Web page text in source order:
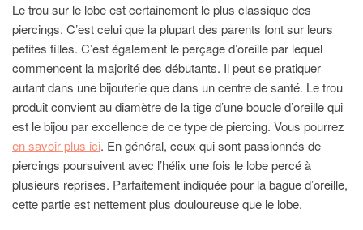
Le trou sur le lobe est certainement le plus classique des
piercings. C’est celui que la plupart des parents font sur leurs
petites filles. C’est également le perçage d’oreille par lequel
commencent la majorité des débutants. Il peut se pratiquer
autant dans une bijouterie que dans un centre de santé. Le trou
produit convient au diamètre de la tige d’une boucle d’oreille qui
est le bijou par excellence de ce type de piercing. Vous pourrez
en savoir plus ici. En général, ceux qui sont passionnés de
piercings poursuivent avec l’hélix une fois le lobe percé à
plusieurs reprises. Parfaitement indiquée pour la bague d’oreille,
cette partie est nettement plus douloureuse que le lobe.